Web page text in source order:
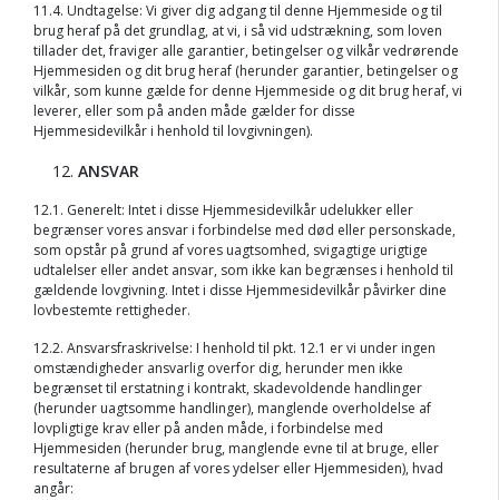
11.4. Undtagelse: Vi giver dig adgang til denne Hjemmeside og til
brug heraf på det grundlag, at vi, i så vid udstrækning, som loven
tillader det, fraviger alle garantier, betingelser og vilkår vedrørende
Hjemmesiden og dit brug heraf (herunder garantier, betingelser og
vilkår, som kunne gælde for denne Hjemmeside og dit brug heraf, vi
leverer, eller som på anden måde gælder for disse
Hjemmesidevilkår i henhold til lovgivningen).
ANSVAR
12.1. Generelt: Intet i disse Hjemmesidevilkår udelukker eller
begrænser vores ansvar i forbindelse med død eller personskade,
som opstår på grund af vores uagtsomhed, svigagtige urigtige
udtalelser eller andet ansvar, som ikke kan begrænses i henhold til
gældende lovgivning. Intet i disse Hjemmesidevilkår påvirker dine
lovbestemte rettigheder.
12.2. Ansvarsfraskrivelse: I henhold til pkt. 12.1 er vi under ingen
omstændigheder ansvarlig overfor dig, herunder men ikke
begrænset til erstatning i kontrakt, skadevoldende handlinger
(herunder uagtsomme handlinger), manglende overholdelse af
lovpligtige krav eller på anden måde, i forbindelse med
Hjemmesiden (herunder brug, manglende evne til at bruge, eller
resultaterne af brugen af vores ydelser eller Hjemmesiden), hvad
angår: